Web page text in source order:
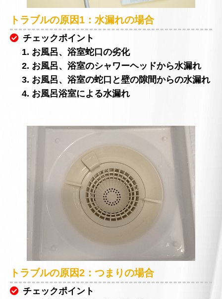
トラブルの原因1：水漏れの場合
チェックポイント
1. お風呂、浴室蛇口の劣化
2. お風呂、浴室のシャワーヘッドから水漏れ
3. お風呂、浴室の蛇口と壁の隙間からの水漏れ
4. お風呂浴室による水漏れ
トラブルの原因2：つまりの場合
チェックポイント